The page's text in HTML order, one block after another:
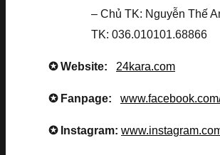
– Chủ TK: Nguyễn Thế
TK: 036.010101.68866
✪ Website: 24kara.com
✪ Fanpage:
✪ Instagram: